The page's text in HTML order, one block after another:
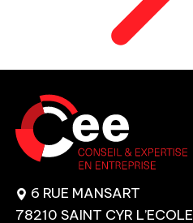
6 RUE MANSART
78210 SAINT CYR L’ECOLE